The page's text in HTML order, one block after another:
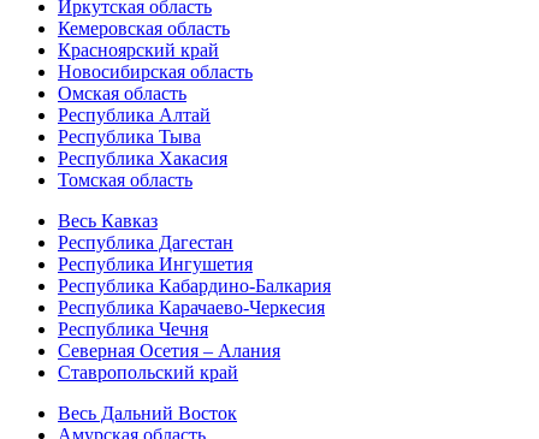
Иркутская область
Кемеровская область
Красноярский край
Новосибирская область
Омская область
Республика Алтай
Республика Тыва
Республика Хакасия
Томская область
Весь Кавказ
Республика Дагестан
Республика Ингушетия
Республика Кабардино-Балкария
Республика Карачаево-Черкесия
Республика Чечня
Северная Осетия – Алания
Ставропольский край
Весь Дальний Восток
Амурская область